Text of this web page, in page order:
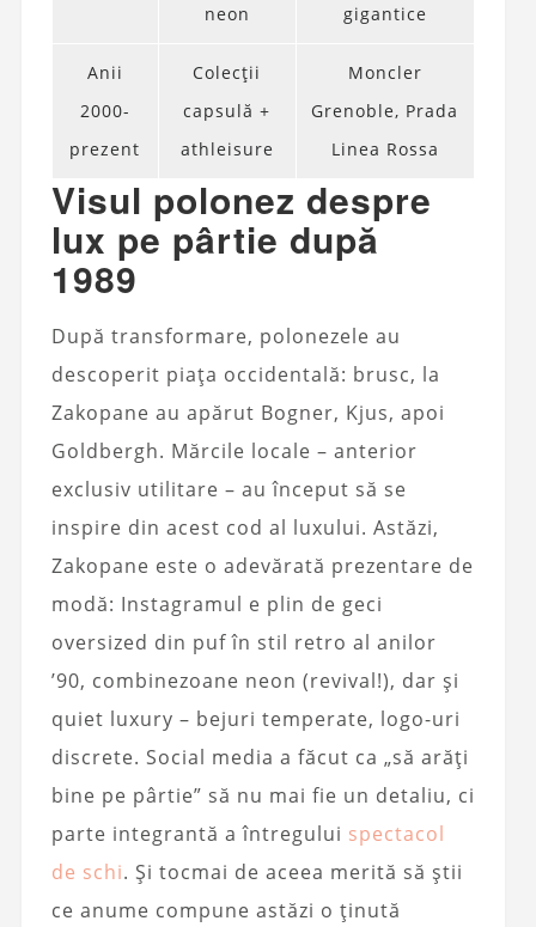
neon
gigantice
Anii
2000-
prezent
Colecții
capsulă +
athleisure
Moncler
Grenoble, Prada
Linea Rossa
Visul polonez despre
lux pe pârtie după
1989
După transformare, polonezele au
descoperit piața occidentală: brusc, la
Zakopane au apărut Bogner, Kjus, apoi
Goldbergh. Mărcile locale – anterior
exclusiv utilitare – au început să se
inspire din acest cod al luxului. Astăzi,
Zakopane este o adevărată prezentare de
modă: Instagramul e plin de geci
oversized din puf în stil retro al anilor
’90, combinezoane neon (revival!), dar și
quiet luxury – bejuri temperate, logo-uri
discrete. Social media a făcut ca „să arăți
bine pe pârtie” să nu mai fie un detaliu, ci
parte integrantă a întregului spectacol
de schi. Și tocmai de aceea merită să știi
ce anume compune astăzi o ținută